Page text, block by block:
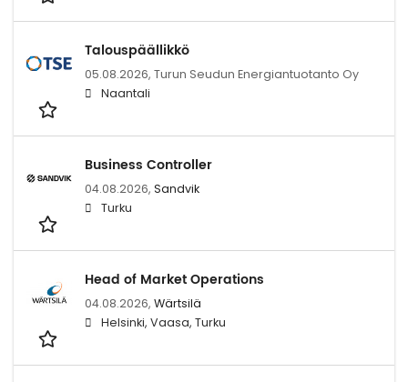
Talouspäällikkö
05.08.2026, Turun Seudun Energiantuotanto Oy
Naantali
Business Controller
04.08.2026, Sandvik
Turku
Head of Market Operations
04.08.2026, Wärtsilä
Helsinki, Vaasa, Turku